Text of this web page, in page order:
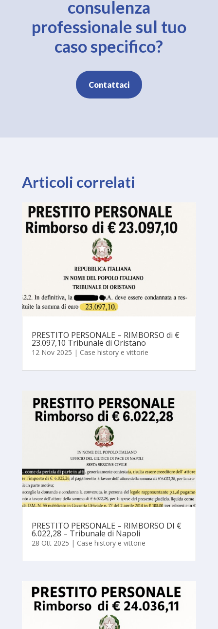
consulenza
professionale sul tuo
caso specifico?
Contattaci
Articoli correlati
PRESTITO PERSONALE – RIMBORSO di €
23.097,10 Tribunale di Oristano
12 Nov 2025 | Case history e vittorie
PRESTITO PERSONALE – RIMBORSO DI €
6.022,28 – Tribunale di Napoli
28 Ott 2025 | Case history e vittorie